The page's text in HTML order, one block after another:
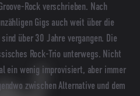
Rock verschrieben. Nach
Gigs auch weit über die
über 30 Jahre vergangen. Die
Rock-Trio unterwegs. Nicht
ein wenig improvisiert, aber immer
zwischen Alternative und dem